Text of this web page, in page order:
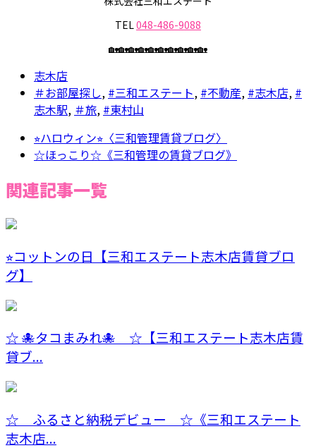
TEL048-486-9088
🏡🏡🏡🏡🏡🏡🏡🏡🏡🏡
志木店
＃お部屋探し, #三和エステート, #不動産, #志木店, #
志木駅, ＃旅, #東村山
⭐︎ハロウィン⭐︎〈三和管理賃貸ブログ〉
☆ほっこり☆《三和管理の賃貸ブログ》
関連記事一覧
⭐︎コットンの日【三和エステート志木店賃貸ブロ
グ】
☆ 🐙タコまみれ🐙 ☆【三和エステート志木店賃
貸ブ...
☆ ふるさと納税デビュー ☆《三和エステート
志木店...